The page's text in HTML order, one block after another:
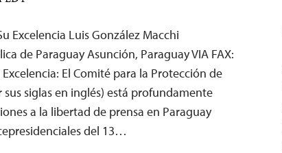
Excelencia Luis González Macchi
de Paraguay Asunción, Paraguay VIA FAX:
El Comité para la Protección de
sus siglas en inglés) está profundamente
a la libertad de prensa en Paraguay
del 13…